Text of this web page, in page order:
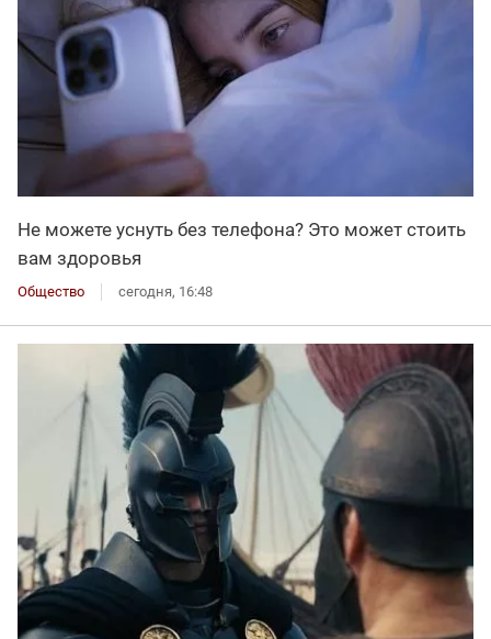
Не можете уснуть без телефона? Это может стоить
вам здоровья
Общество сегодня, 16:48